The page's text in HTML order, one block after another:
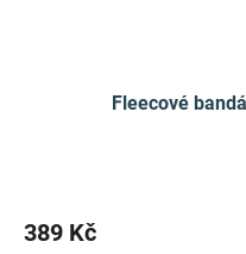
Fleecové
389 Kč